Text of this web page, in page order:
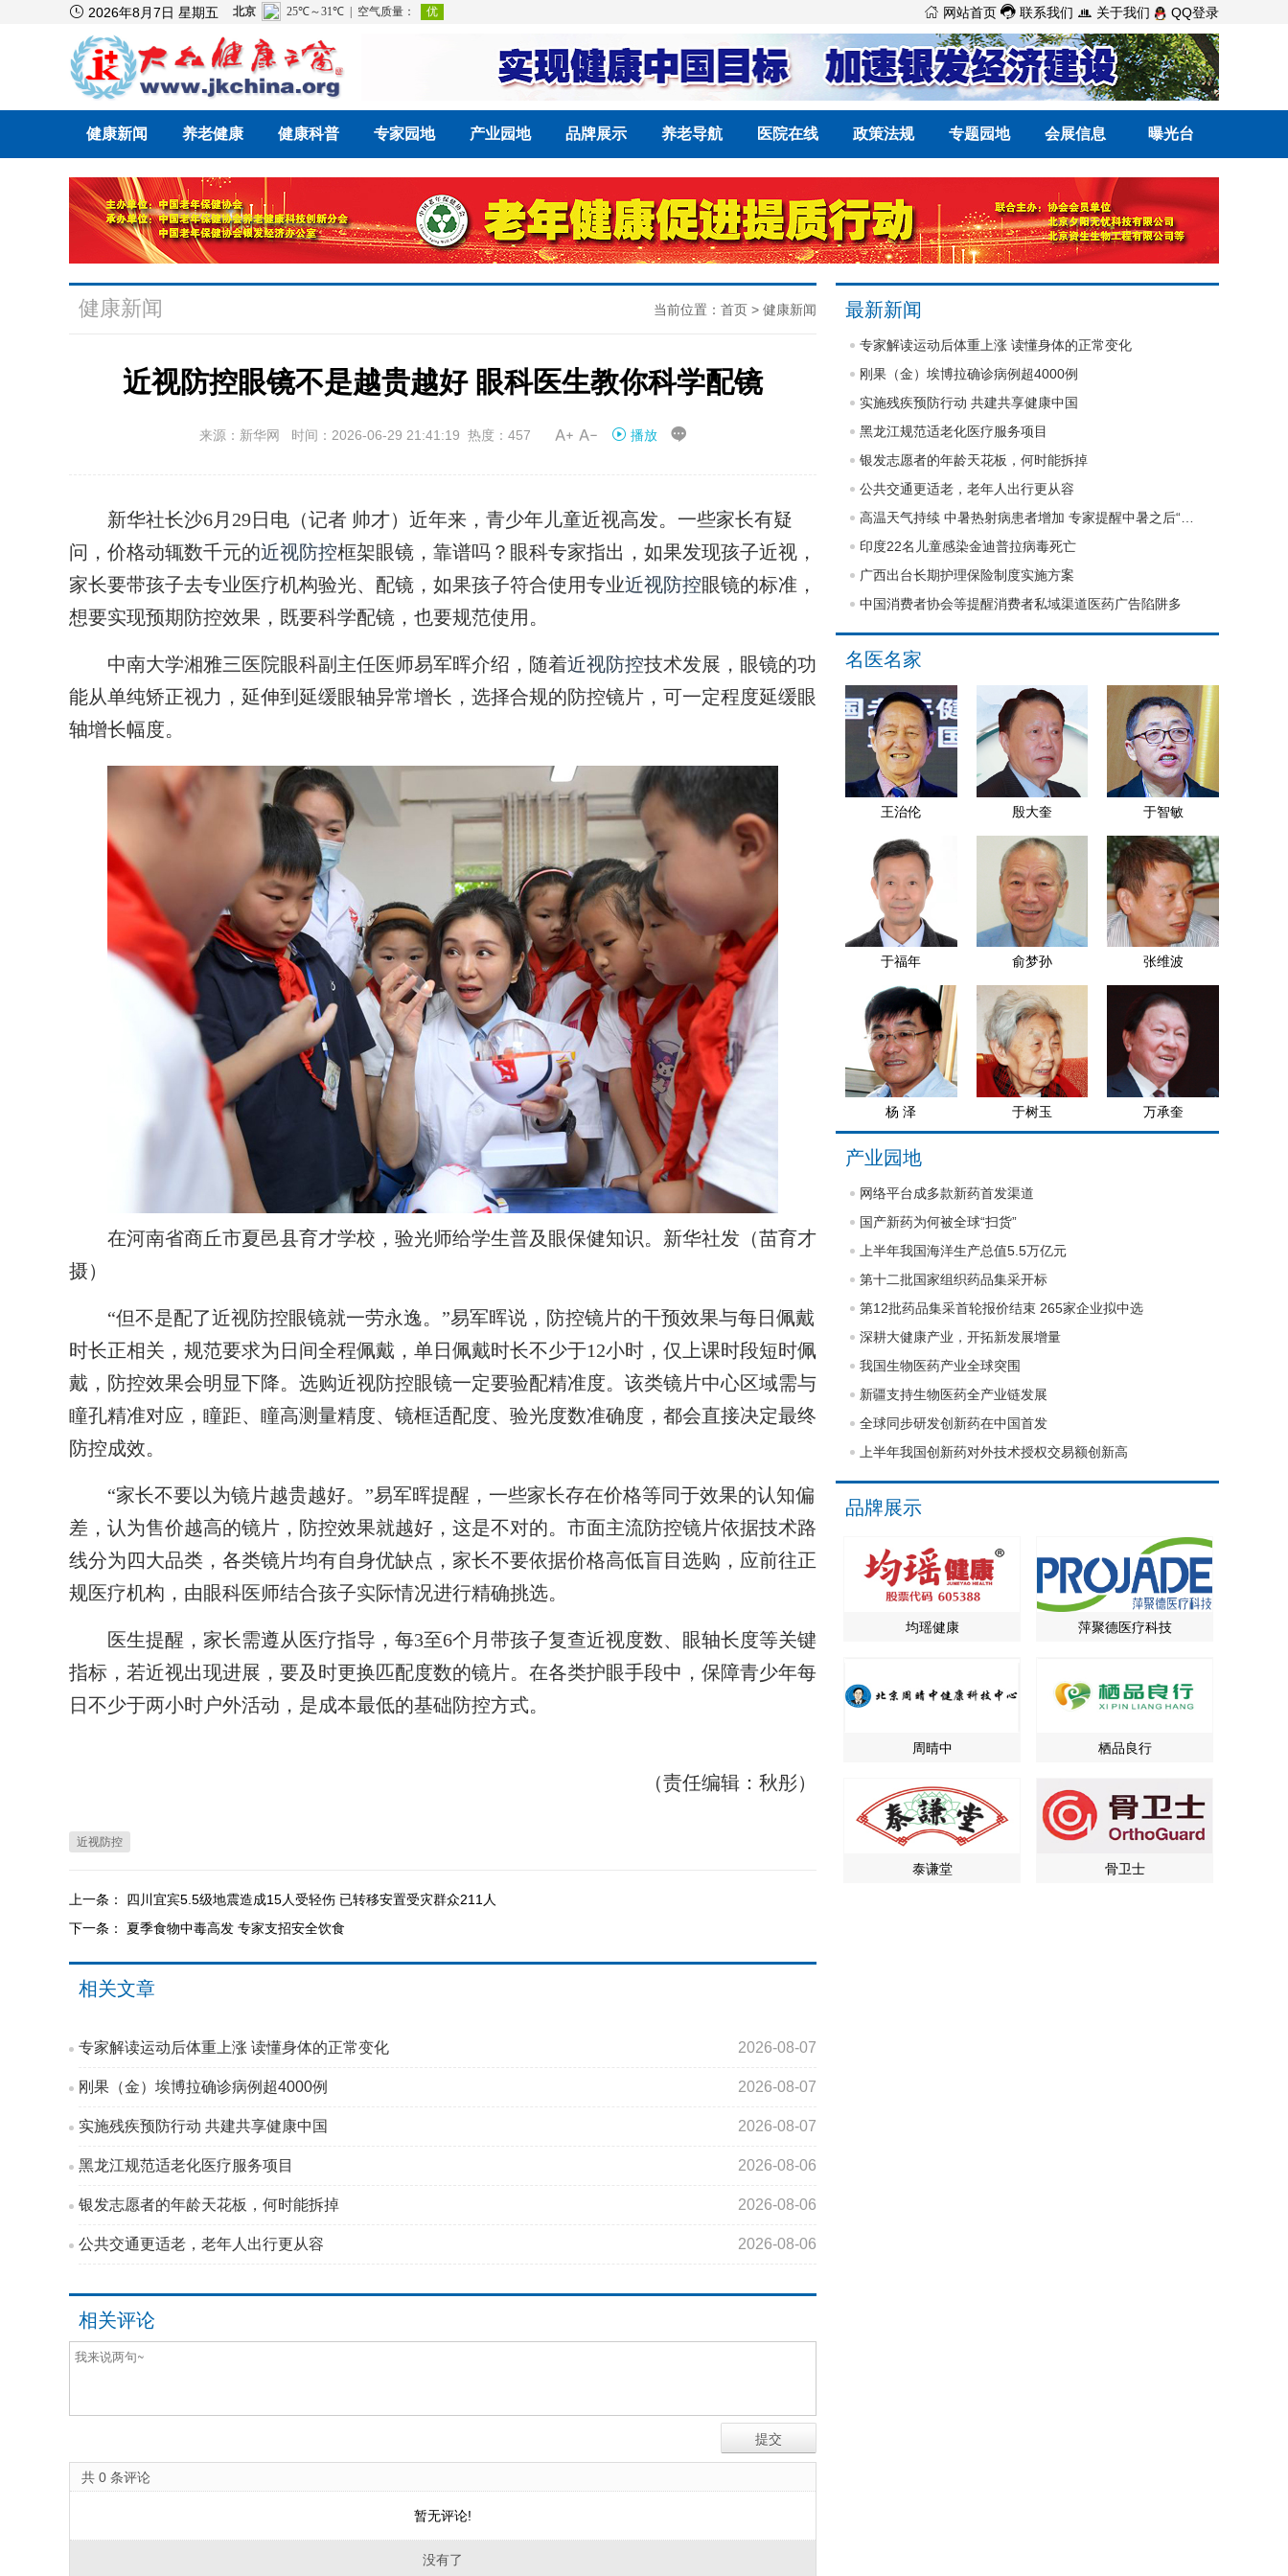
 2026年8月7日 星期五  网站首页  联系我们  关于我们 QQ登录
健康新闻 养老健康 健康科普 专家园地 产业园地 品牌展示 养老导航 医院在线 政策法规 专题园地 会展信息 曝光台
健康新闻 当前位置： 首页 > 健康新闻
近视防控眼镜不是越贵越好 眼科医生教你科学配镜
来源：新华网 时间：2026-06-29 21:41:19 热度：457  播放 
新华社长沙6月29日电（记者 帅才）近年来，青少年儿童近视高发。一些家长有疑
问，价格动辄数千元的近视防控框架眼镜，靠谱吗？眼科专家指出，如果发现孩子近视，
家长要带孩子去专业医疗机构验光、配镜，如果孩子符合使用专业近视防控眼镜的标准，
想要实现预期防控效果，既要科学配镜，也要规范使用。
中南大学湘雅三医院眼科副主任医师易军晖介绍，随着近视防控技术发展，眼镜的功
能从单纯矫正视力，延伸到延缓眼轴异常增长，选择合规的防控镜片，可一定程度延缓眼
轴增长幅度。
在河南省商丘市夏邑县育才学校，验光师给学生普及眼保健知识。新华社发（苗育才
摄）
“但不是配了近视防控眼镜就一劳永逸。”易军晖说，防控镜片的干预效果与每日佩戴
时长正相关，规范要求为日间全程佩戴，单日佩戴时长不少于12小时，仅上课时段短时佩
戴，防控效果会明显下降。选购近视防控眼镜一定要验配精准度。该类镜片中心区域需与
瞳孔精准对应，瞳距、瞳高测量精度、镜框适配度、验光度数准确度，都会直接决定最终
防控成效。
“家长不要以为镜片越贵越好。”易军晖提醒，一些家长存在价格等同于效果的认知偏
差，认为售价越高的镜片，防控效果就越好，这是不对的。市面主流防控镜片依据技术路
线分为四大品类，各类镜片均有自身优缺点，家长不要依据价格高低盲目选购，应前往正
规医疗机构，由眼科医师结合孩子实际情况进行精确挑选。
医生提醒，家长需遵从医疗指导，每3至6个月带孩子复查近视度数、眼轴长度等关键
指标，若近视出现进展，要及时更换匹配度数的镜片。在各类护眼手段中，保障青少年每
日不少于两小时户外活动，是成本最低的基础防控方式。
（责任编辑：秋彤）
近视防控
上一条： 四川宜宾5.5级地震造成15人受轻伤 已转移安置受灾群众211人
下一条： 夏季食物中毒高发 专家支招安全饮食
相关文章
专家解读运动后体重上涨 读懂身体的正常变化 2026-08-07
刚果（金）埃博拉确诊病例超4000例 2026-08-07
实施残疾预防行动 共建共享健康中国 2026-08-07
黑龙江规范适老化医疗服务项目 2026-08-06
银发志愿者的年龄天花板，何时能拆掉 2026-08-06
公共交通更适老，老年人出行更从容 2026-08-06
相关评论
共 0 条评论
暂无评论!
没有了
最新新闻
专家解读运动后体重上涨 读懂身体的正常变化
刚果（金）埃博拉确诊病例超4000例
实施残疾预防行动 共建共享健康中国
黑龙江规范适老化医疗服务项目
银发志愿者的年龄天花板，何时能拆掉
公共交通更适老，老年人出行更从容
印度22名儿童感染金迪普拉病毒死亡
广西出台长期护理保险制度实施方案
中国消费者协会等提醒消费者私域渠道医药广告陷阱多
名医名家
王治伦 殷大奎 于智敏
于福年 俞梦孙 张维波
杨 泽 于树玉 万承奎
产业园地
网络平台成多款新药首发渠道
国产新药为何被全球“扫货”
上半年我国海洋生产总值5.5万亿元
第十二批国家组织药品集采开标
第12批药品集采首轮报价结束 265家企业拟中选
深耕大健康产业，开拓新发展增量
我国生物医药产业全球突围
新疆支持生物医药全产业链发展
全球同步研发创新药在中国首发
上半年我国创新药对外技术授权交易额创新高
品牌展示
均瑶健康 萍聚德医疗科技
周晴中 栖品良行
泰谦堂 骨卫士